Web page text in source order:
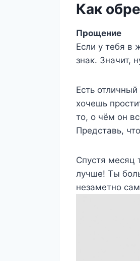
Как
Прощение
Если у тебя в
знак. Значит,
Есть
хочешь
то, о чём он
Представь,
Спустя месяц
лучше! Ты
незаметно